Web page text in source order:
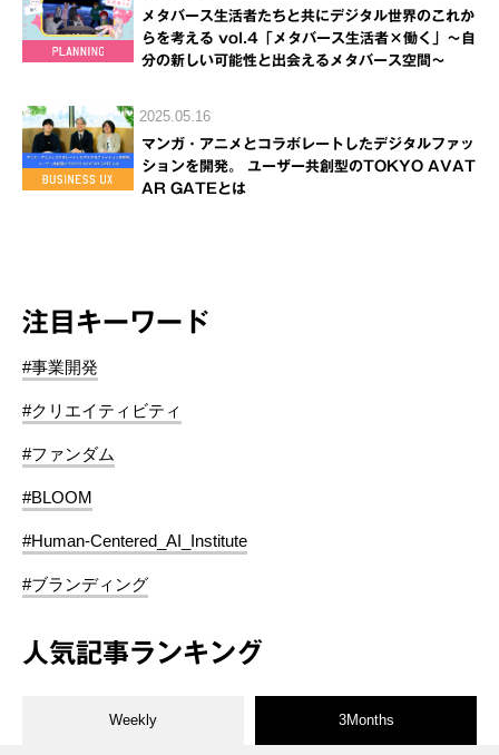
メタバース生活者たちと共にデジタル世界のこれか
らを考える vol.4「メタバース生活者×働く」～自
分の新しい可能性と出会えるメタバース空間～
2025.05.16
マンガ・アニメとコラボレートしたデジタルファッ
ションを開発。 ユーザー共創型のTOKYO AVAT
AR GATEとは
注目キーワード
#事業開発
#クリエイティビティ
#ファンダム
#BLOOM
#Human-Centered_AI_Institute
#ブランディング
人気記事ランキング
Weekly 3Months